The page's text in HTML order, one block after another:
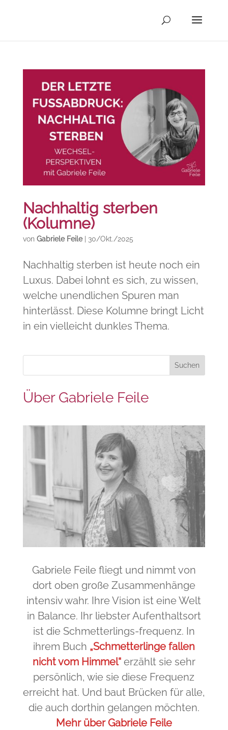
Nachhaltig sterben
(Kolumne)
von Gabriele Feile| 30/Okt./2025
Nachhaltig sterben ist heute noch ein
Luxus. Dabei lohnt es sich, zu wissen,
welche unendlichen Spuren man
hinterlässt. Diese Kolumne bringt Licht
in ein vielleicht dunkles Thema.
Über Gabriele Feile
Gabriele Feile fliegt und nimmt von
dort oben große Zusammenhänge
intensiv wahr. Ihre Vision ist eine Welt
in Balance. Ihr liebster Aufenthaltsort
ist die Schmetterlings-frequenz. In
ihrem Buch „Schmetterlinge fallen
nicht vom Himmel“ erzählt sie sehr
persönlich, wie sie diese Frequenz
erreicht hat. Und baut Brücken für alle,
die auch dorthin gelangen möchten.
Mehr über Gabriele Feile